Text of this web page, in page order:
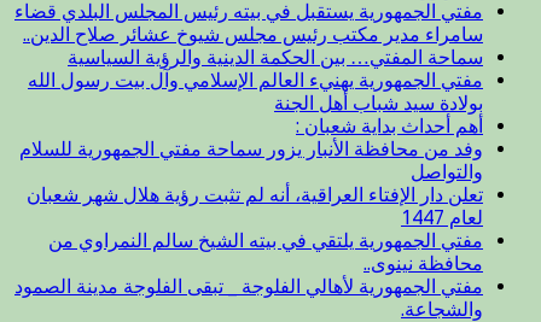
مفتي الجمهورية يستقبل في بيته رئيس المجلس البلدي قضاء
سامراء مدير مكتب رئيس مجلس شيوخ عشائر صلاح الدين..
سماحة المفتي… بين الحكمة الدينية والرؤية السياسية
مفتي الجمهورية يهنيء العالم الإسلامي وآل بيت رسول الله
بولادة سيد شباب أهل الجنة
أهم أحداث بداية شعبان :
وفد من محافظة الأنبار يزور سماحة مفتي الجمهورية للسلام
والتواصل
تعلن دار الإفتاء العراقية، أنه لم تثبت رؤية هلال شهر شعبان
لعام 1447
مفتي الجمهورية يلتقي في بيته الشيخ سالم النمراوي من
محافظة نينوى..
مفتي الجمهورية لأهالي الفلوجة _ تبقى الفلوجة مدينة الصمود
والشجاعة.